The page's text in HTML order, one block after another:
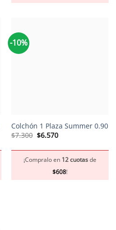
-10%
Colchón 1 Plaza Summer 0.90
$7.300 El
precio
era:
$7.300.
$6.570El
precio
es:
$6.570.
¡Compralo en 12 cuotasde
$608!